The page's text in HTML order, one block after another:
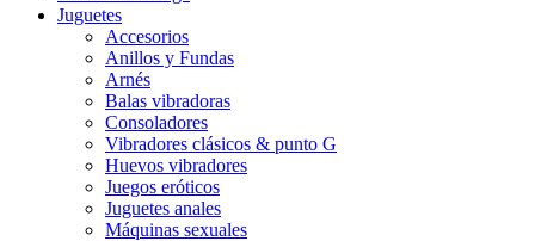
Juguetes
Accesorios
Anillos y Fundas
Arnés
Balas vibradoras
Consoladores
Vibradores clásicos & punto G
Huevos vibradores
Juegos eróticos
Juguetes anales
Máquinas sexuales